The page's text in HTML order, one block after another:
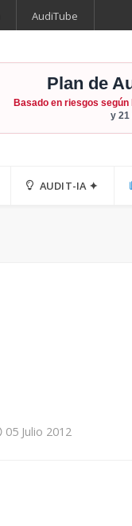
AudiTube
Plan de
Basado en riesgos según
y 21
AUDIT-IA ✦
05 Julio 2012